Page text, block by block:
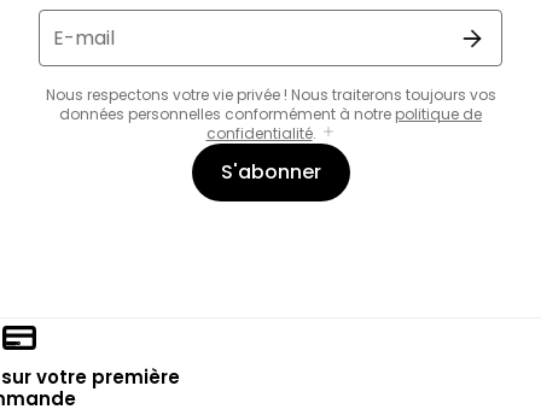
E-mail
Nous respectons votre vie privée ! Nous traiterons toujours vos
données personnelles conformément à notre politique de
confidentialité.
S'abonner
votre première